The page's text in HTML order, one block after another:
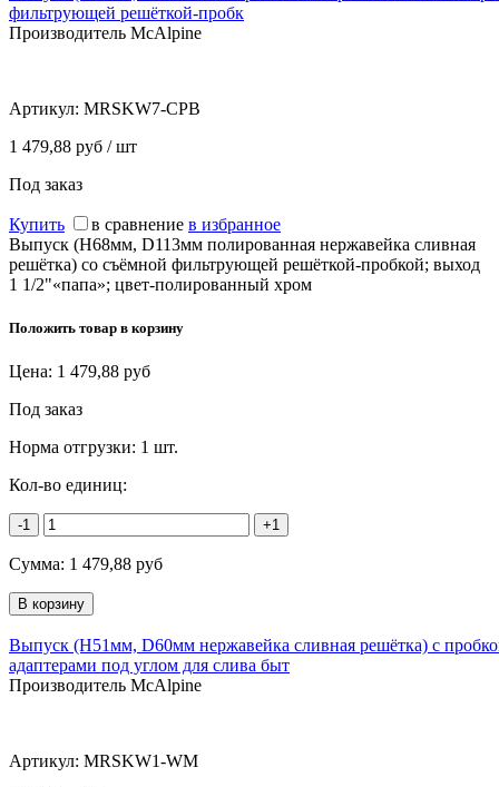
фильтрующей решёткой-пробк
Производитель McAlpine
Артикул: MRSKW7-CPB
1 479,88 руб / шт
Под заказ
Купить в сравнение в избранное
Выпуск (H68мм, D113мм полированная нержавейка сливная
решётка) со съёмной фильтрующей решёткой-пробкой; выход
1 1/2"«папа»; цвет-полированный хром
Положить товар в корзину
Цена: 1 479,88 руб
Под заказ
Норма отгрузки: 1 шт.
Кол-во единиц:
-1 +1
Сумма: 1 479,88 руб
Выпуск (H51мм, D60мм нержавейка сливная решётка) с
адаптерами под углом для слива быт
Производитель McAlpine
Артикул: MRSKW1-WM